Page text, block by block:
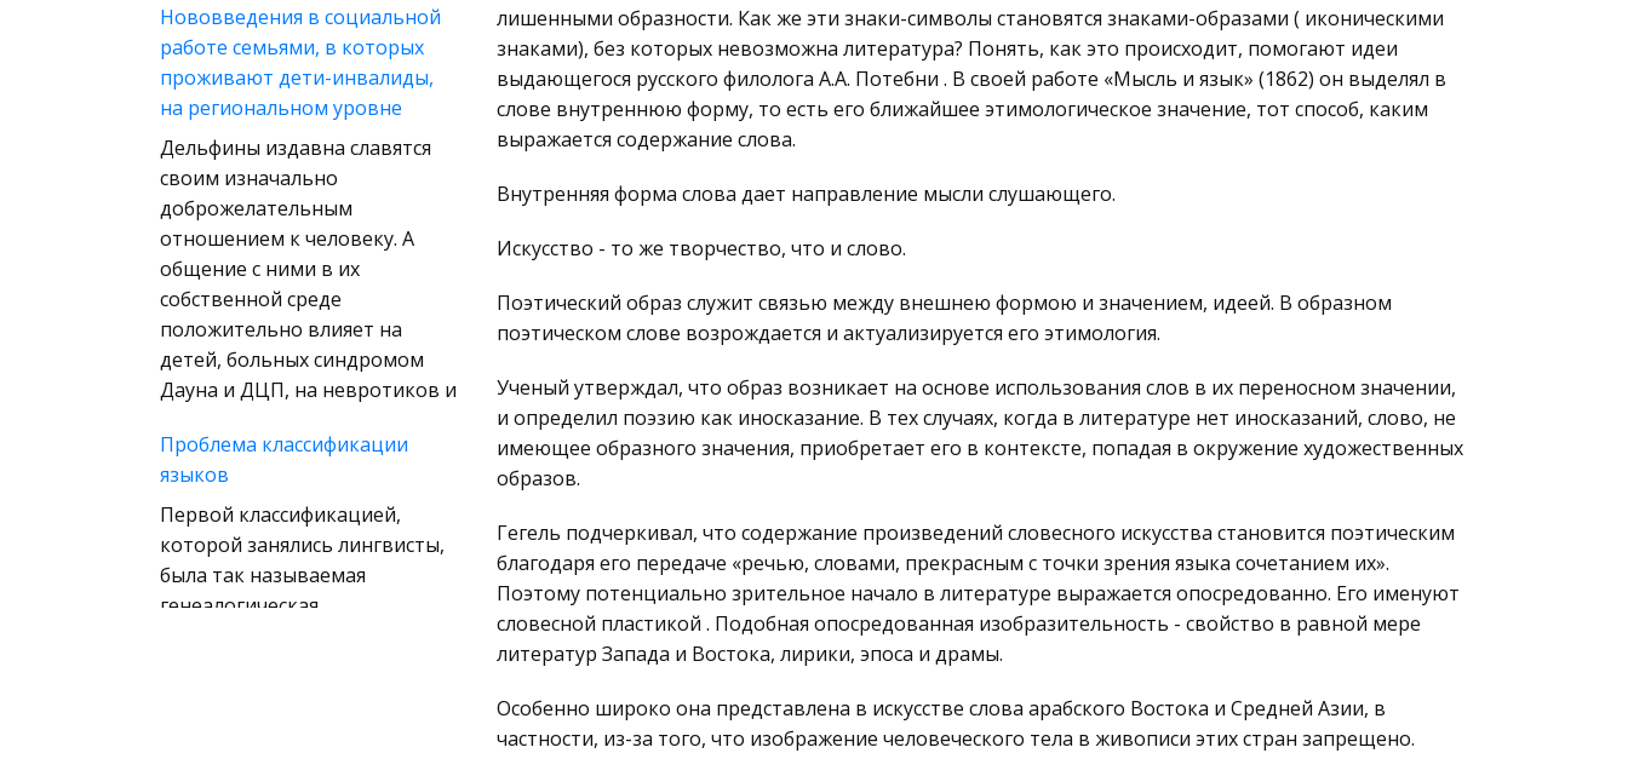
Математика
Финансовое право
Музыка
экономические и
валютно-кредитные
отношения
Конституционное
(государственное) право
зарубежных стран
Муниципальное право
России
Радиоэлектроника
Право
Физкультура и Спорт
История отечественного
государства и права
Нововведения в социальной
работе семьями, в которых
проживают дети-инвалиды,
на региональном уровне
Дельфины издавна славятся
своим изначально
доброжелательным
отношением к человеку. А
общение с ними в их
собственной среде
положительно влияет на
детей, больных синдромом
Дауна и ДЦП, на невротиков и
Проблема классификации
языков
Первой классификацией,
которой занялись лингвисты,
была так называемая
генеалогическая
лишенными образности. Как же эти знаки-символы становятся знаками-образами ( иконическими
знаками), без которых невозможна литература? Понять, как это происходит, помогают идеи
выдающегося русского филолога А.А. Потебни . В своей работе «Мысль и язык» (1862) он выделял в
слове внутреннюю форму, то есть его ближайшее этимологическое значение, тот способ, каким
выражается содержание слова.
Внутренняя форма слова дает направление мысли слушающего.
Искусство - то же творчество, что и слово.
Поэтический образ служит связью между внешнею формою и значением, идеей. В образном
поэтическом слове возрождается и актуализируется его этимология.
Ученый утверждал, что образ возникает на основе использования слов в их переносном значении,
и определил поэзию как иносказание. В тех случаях, когда в литературе нет иносказаний, слово, не
имеющее образного значения, приобретает его в контексте, попадая в окружение художественных
образов.
Гегель подчеркивал, что содержание произведений словесного искусства становится поэтическим
благодаря его передаче «речью, словами, прекрасным с точки зрения языка сочетанием их».
Поэтому потенциально зрительное начало в литературе выражается опосредованно. Его именуют
словесной пластикой . Подобная опосредованная изобразительность - свойство в равной мере
литератур Запада и Востока, лирики, эпоса и драмы.
Особенно широко она представлена в искусстве слова арабского Востока и Средней Азии, в
частности, из-за того, что изображение человеческого тела в живописи этих стран запрещено.